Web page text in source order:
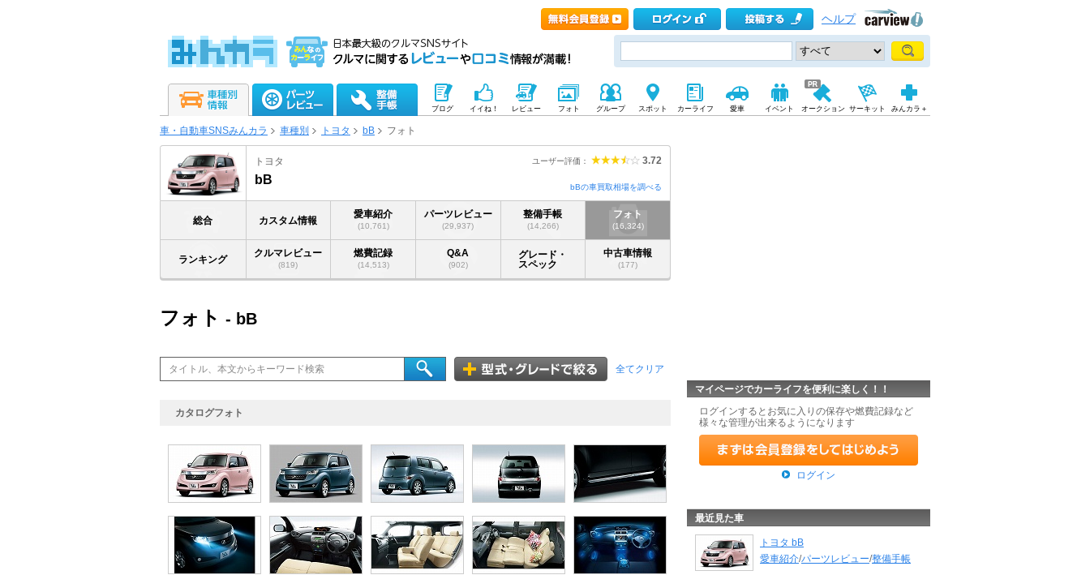
ヘルプ
ブログ イイね！ レビュー フォト グループ スポット カーライフ 愛車 イベント オークション サーキット みんカラ＋
車・自動車SNSみんカラ 車種別 トヨタ bB フォト
ユーザー評価： 3.72
トヨタ
bB
bBの車買取相場を調べる
総合 カスタム情報
愛車紹介
(10,761)
パーツレビュー
(29,937)
整備手帳
(14,266)
フォト
(16,324)
ランキング
クルマレビュー
(819)
燃費記録
(14,513)
Q&A
(902)
グレード・
スペック
中古車情報
(177)
フォト - bB
全てクリア
カタログフォト
マイページでカーライフを便利に楽しく！！
ログインするとお気に入りの保存や燃費記録など
様々な管理が出来るようになります
ログイン
最近見た車
トヨタ bB
愛車紹介/パーツレビュー/整備手帳